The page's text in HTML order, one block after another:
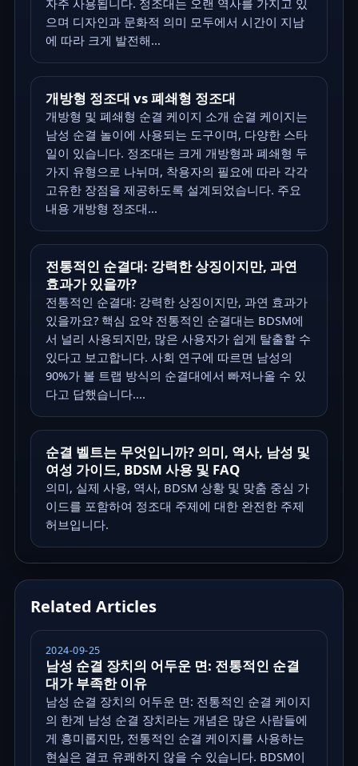
으며 디자인과 문화적 의미 모두에서 시간이 지남
에 따라 크게 발전해...
개방형 정조대 vs 폐쇄형 정조대
개방형 및 폐쇄형 순결 케이지 소개 순결 케이지는
남성 순결 놀이에 사용되는 도구이며, 다양한 스타
일이 있습니다. 정조대는 크게 개방형과 폐쇄형 두
가지 유형으로 나뉘며, 착용자의 필요에 따라 각각
고유한 장점을 제공하도록 설계되었습니다. 주요
내용 개방형 정조대...
전통적인 순결대: 강력한 상징이지만, 과연
효과가 있을까?
전통적인 순결대: 강력한 상징이지만, 과연 효과가
있을까요? 핵심 요약 전통적인 순결대는 BDSM에
서 널리 사용되지만, 많은 사용자가 쉽게 탈출할 수
있다고 보고합니다. 사회 연구에 따르면 남성의
90%가 볼 트랩 방식의 순결대에서 빠져나올 수 있
다고 답했습니다....
순결 벨트는 무엇입니까? 의미, 역사, 남성 및
여성 가이드, BDSM 사용 및 FAQ
의미, 실제 사용, 역사, BDSM 상황 및 맞춤 중심 가
이드를 포함하여 정조대 주제에 대한 완전한 주제
허브입니다.
Related Articles
2024-09-25
남성 순결 장치의 어두운 면: 전통적인 순결
대가 부족한 이유
남성 순결 장치의 어두운 면: 전통적인 순결 케이지
의 한계 남성 순결 장치라는 개념은 많은 사람들에
게 흥미롭지만, 전통적인 순결 케이지를 사용하는
현실은 결코 유쾌하지 않을 수 있습니다. BDSM이